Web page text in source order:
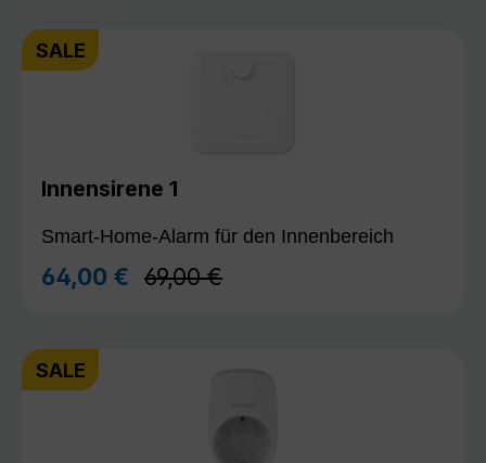
SALE
Innensirene 1
Smart-Home-Alarm für den Innenbereich
Verkaufspreis:
64,00 € Regulärer Preis:
69,00 €
SALE